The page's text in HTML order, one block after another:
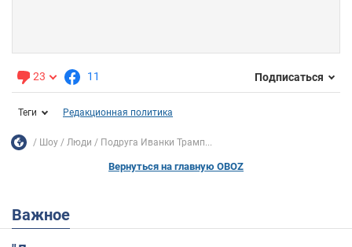
23 11 Подписаться
Теги Редакционная политика
Шоу Люди Подруга Иванки Трамп...
Вернуться на главную OBOZ
Важное